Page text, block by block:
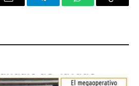
Email TelegramWhatsAppCopy